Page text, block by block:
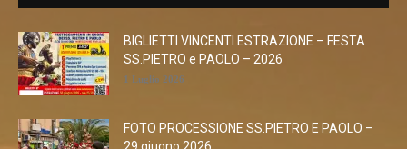
BIGLIETTI VINCENTI ESTRAZIONE – FESTA
SS.PIETRO e PAOLO – 2026
1 Luglio 2026
FOTO PROCESSIONE SS.PIETRO E PAOLO –